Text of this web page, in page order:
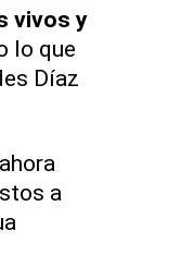
vivos y
lo que
Díaz
a